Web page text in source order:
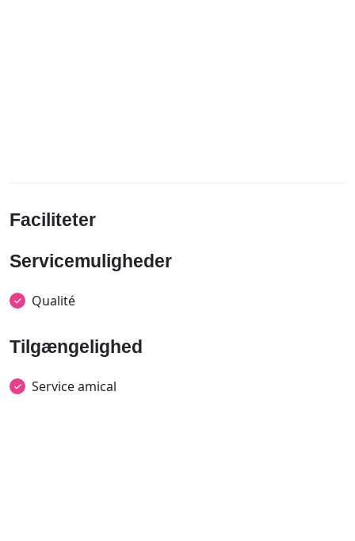
Faciliteter
Servicemuligheder
Qualité
Tilgængelighed
Service amical